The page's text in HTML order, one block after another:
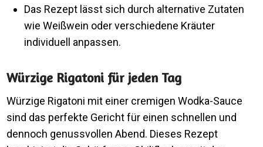
Das Rezept lässt sich durch alternative Zutaten
wie Weißwein oder verschiedene Kräuter
individuell anpassen.
Würzige Rigatoni für jeden Tag
Würzige Rigatoni mit einer cremigen Wodka-Sauce
sind das perfekte Gericht für einen schnellen und
dennoch genussvollen Abend. Dieses Rezept